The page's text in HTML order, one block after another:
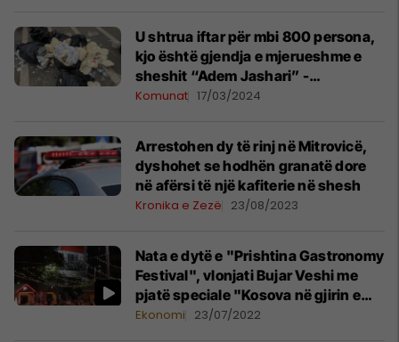
U shtrua iftar për mbi 800 persona,
kjo është gjendja e mjerueshme e
sheshit “Adem Jashari” -
paralajmërohen gjoba
Komunat 17/03/2024
Arrestohen dy të rinj në Mitrovicë,
dyshohet se hodhën granatë dore
në afërsi të një kafiterie në shesh
Kronika e Zezë 23/08/2023
Nata e dytë e "Prishtina Gastronomy
Festival", vlonjati Bujar Veshi me
pjatë speciale "Kosova në gjirin e
Vlorës"
Ekonomi 23/07/2022